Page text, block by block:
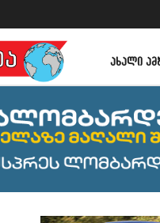
ᲐᲮᲐᲚᲘ